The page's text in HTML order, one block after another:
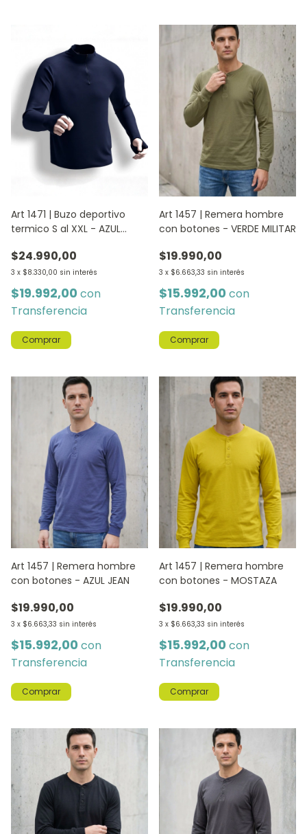
Art 1471 | Buzo deportivo
termico S al XXL - AZUL
$24.990,00
3 x $8.330,00 sin interés
$19.992,00 con
Transferencia
Comprar
Art 1457 | Remera hombre
con botones - VERDE MILITAR
$19.990,00
3 x $6.663,33 sin interés
$15.992,00 con
Transferencia
Comprar
Art 1457 | Remera hombre
con botones - AZUL JEAN
$19.990,00
3 x $6.663,33 sin interés
$15.992,00 con
Transferencia
Comprar
Art 1457 | Remera hombre
con botones - MOSTAZA
$19.990,00
3 x $6.663,33 sin interés
$15.992,00 con
Transferencia
Comprar